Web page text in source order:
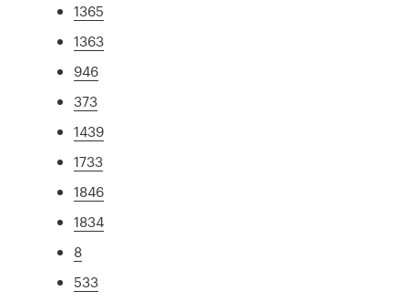
1365
1363
946
373
1439
1733
1846
1834
8
533